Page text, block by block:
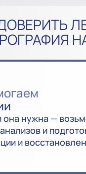
она нужна —
и
и